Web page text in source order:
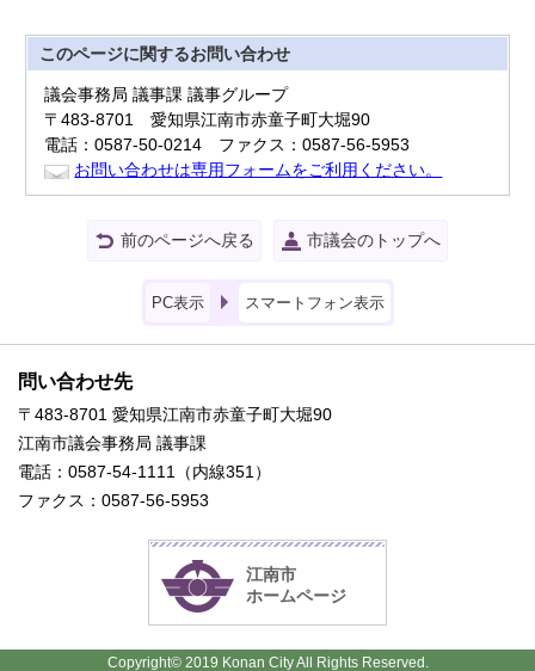
このページに関するお問い合わせ
議会事務局 議事課 議事グループ
〒483-8701 愛知県江南市赤童子町大堀90
電話：0587-50-0214 ファクス：0587-56-5953
お問い合わせは専用フォームをご利用ください。
前のページへ戻る 市議会のトップへ
PC表示 スマートフォン表示
問い合わせ先
〒483-8701 愛知県江南市赤童子町大堀90
江南市議会事務局 議事課
電話：0587-54-1111（内線351）
ファクス：0587-56-5953
江南市
ホームページ
Copyright© 2019 Konan City All Rights Reserved.